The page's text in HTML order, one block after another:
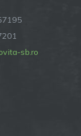
sb.ro